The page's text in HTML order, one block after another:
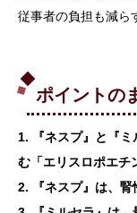
従事者の負担も減ら
ポイントの
1. 『ネスプ』と『
む「エリスロポエチ
2. 『ネスプ』は、腎